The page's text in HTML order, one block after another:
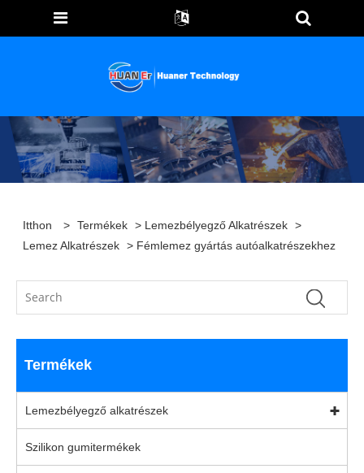
Itthon > Termékek > Lemezbélyegző Alkatrészek >
Lemez Alkatrészek > Fémlemez gyártás autóalkatrészekhez
Termékek
Lemezbélyegző alkatrészek
Szilikon gumitermékek